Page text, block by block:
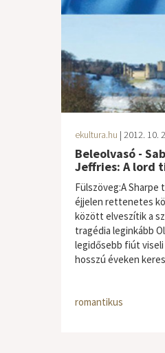
ekultura.hu | 2012. 10.
Beleolvasó -
Jeffries: A lord
Fülszöveg:A
éjjelen rettenetes
között elveszítik a
tragédia leginkább
legidősebb fiút viseli
hosszú éveken
romantikus